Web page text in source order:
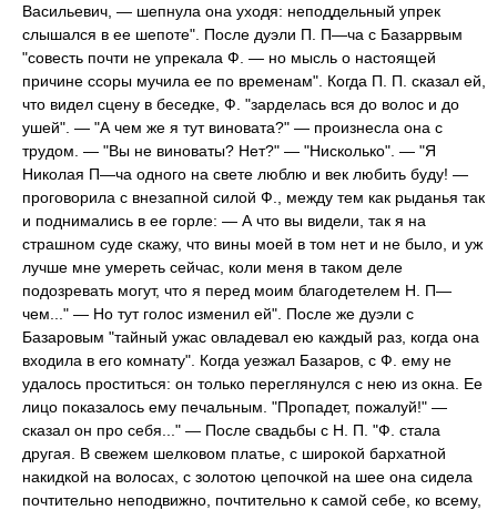
Васильевич, — шепнула она уходя: неподдельный упрек
слышался в ее шепоте". После дуэли П. П—ча с Базаррвым
"совесть почти не упрекала Ф. — но мысль о настоящей
причине ссоры мучила ее по временам". Когда П. П. сказал ей,
что видел сцену в беседке, Ф. "зарделась вся до волос и до
ушей". — "А чем же я тут виновата?" — произнесла она с
трудом. — "Вы не виноваты? Нет?" — "Нисколько". — "Я
Николая П—ча одного на свете люблю и век любить буду! —
проговорила с внезапной силой Ф., между тем как рыданья так
и поднимались в ее горле: — А что вы видели, так я на
страшном суде скажу, что вины моей в том нет и не было, и уж
лучше мне умереть сейчас, коли меня в таком деле
подозревать могут, что я перед моим благодетелем Н. П—
чем..." — Но тут голос изменил ей". После же дуэли с
Базаровым "тайный ужас овладевал ею каждый раз, когда она
входила в его комнату". Когда уезжал Базаров, с Ф. ему не
удалось проститься: он только переглянулся с нею из окна. Ее
лицо показалось ему печальным. "Пропадет, пожалуй!" —
сказал он про себя..." — После свадьбы с Н. П. "Ф. стала
другая. В свежем шелковом платье, с широкой бархатной
накидкой на волосах, с золотою цепочкой на шее она сидела
почтительно неподвижно, почтительно к самой себе, ко всему,